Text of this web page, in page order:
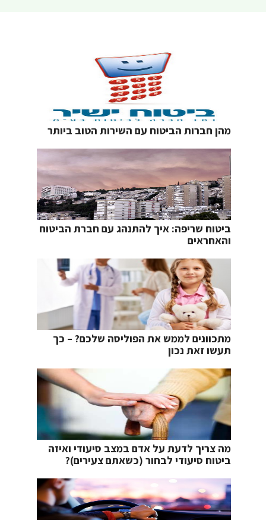
מהן חברות הביטוח עם השירות הטוב ביותר
ביטוח שריפה: איך להתנהג עם חברת הביטוח
והאחראים
מתכוונים לממש את הפוליסה שלכם? – כך
תעשו זאת נכון
מה צריך לדעת על אדם במצב סיעודי ואיזה
ביטוח סיעודי לבחור (כשאתם צעירים)?